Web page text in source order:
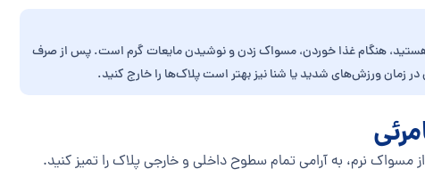
تنها زمان‌هایی که مجاز به خارج کردن پلاک‌ها هستید، هنگام غذا خوردن، مسواک زدن و نوشیدن مایعات گرم است. پس از صرف
زمان ورزش‌های شدید یا شنا نیز بهتر است پلاک‌ها را خارج کنید.
مسواک نرم، به آرامی تمام سطوح داخلی و خارجی پلاک را تمیز کنید.